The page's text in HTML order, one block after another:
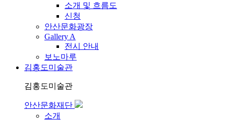
소개 및 흐름도
신청
안산문화광장
Gallery A
전시 안내
보노마루
김홍도미술관
김홍도미술관
안산문화재단
소개